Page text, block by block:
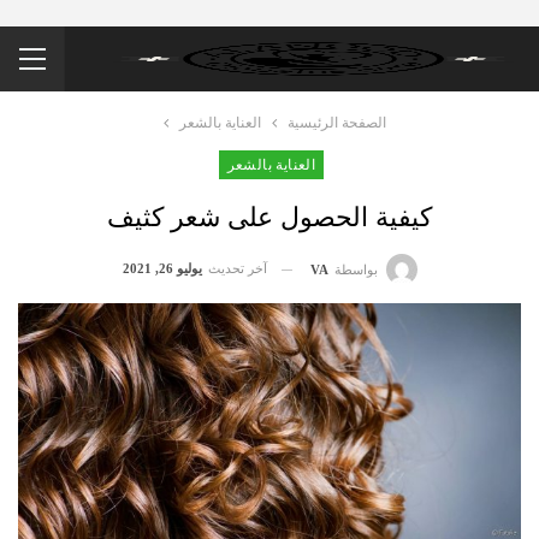
الصفحة الرئيسية العناية بالشعر
العناية بالشعر
كيفية الحصول على شعر كثيف
بواسطة VA آخر تحديث يوليو 26, 2021